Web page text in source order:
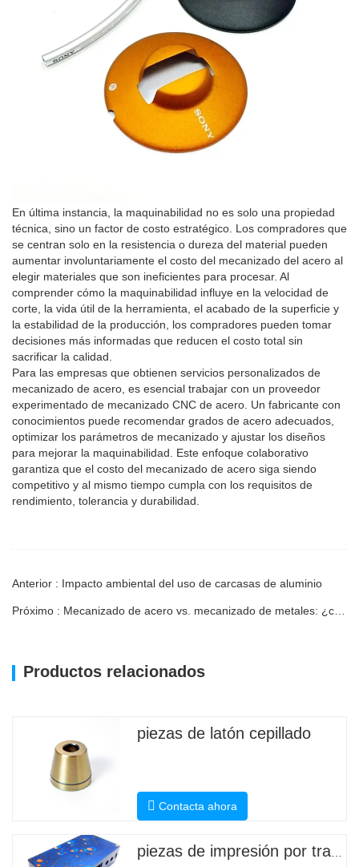
En última instancia, la maquinabilidad no es solo una propiedad
técnica, sino un factor de costo estratégico. Los compradores que
se centran solo en la resistencia o dureza del material pueden
aumentar involuntariamente el costo del mecanizado del acero al
elegir materiales que son ineficientes para procesar. Al
comprender cómo la maquinabilidad influye en la velocidad de
corte, la vida útil de la herramienta, el acabado de la superficie y
la estabilidad de la producción, los compradores pueden tomar
decisiones más informadas que reducen el costo total sin
sacrificar la calidad.
Para las empresas que obtienen servicios personalizados de
mecanizado de acero, es esencial trabajar con un proveedor
experimentado de mecanizado CNC de acero. Un fabricante con
conocimientos puede recomendar grados de acero adecuados,
optimizar los parámetros de mecanizado y ajustar los diseños
para mejorar la maquinabilidad. Este enfoque colaborativo
garantiza que el costo del mecanizado de acero siga siendo
competitivo y al mismo tiempo cumpla con los requisitos de
rendimiento, tolerancia y durabilidad.
Anterior : Impacto ambiental del uso de carcasas de aluminio
Productos relacionados
piezas de latón cepillado
Contacta ahora